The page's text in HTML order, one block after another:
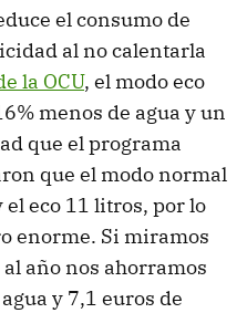
el consumo de
al no calentarla
la OCU, el modo eco
menos de agua y un
que el programa
que el modo normal
eco 11 litros, por lo
enorme. Si miramos
año nos ahorramos
y 7,1 euros de